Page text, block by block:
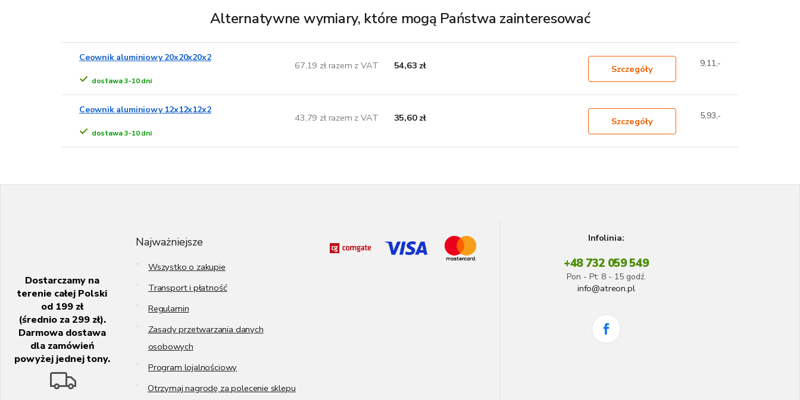
Alternatywne wymiary, które mogą Państwa zainteresować
Ceownik aluminiowy 20x20x20x2
dostawa 3-10 dni
67,19 zł razem z VAT 54,63 zł Szczegóły 9,11,-
Ceownik aluminiowy 12x12x12x2
dostawa 3-10 dni
43,79 zł razem z VAT 35,60 zł Szczegóły 5,93,-
Dostarczamy na
terenie całej Polski
od 199 zł
(średnio za 299 zł).
Darmowa dostawa
dla zamówień
powyżej jednej tony.
Najważniejsze
Wszystko o zakupie
Transport i płatność
Regulamin
Zasady przetwarzania danych
osobowych
Program lojalnościowy
Otrzymaj nagrodę za polecenie sklepu
Infolinia:
+48 732 059 549
Pon - Pt: 8 - 15 godź.
info@atreon.pl